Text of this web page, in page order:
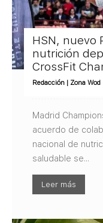
HSN, nuevo
nutrición
CrossFit
Redacción | Zona Wod
Madrid
acuerdo de
nacional de
saludable se...
Leer más